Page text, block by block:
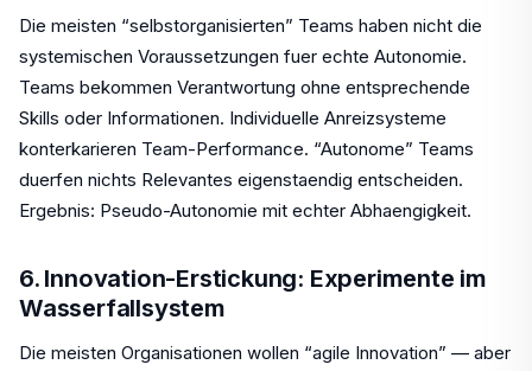
Die meisten “selbstorganisierten” Teams haben nicht die
systemischen Voraussetzungen fuer echte Autonomie.
Teams bekommen Verantwortung ohne entsprechende
Skills oder Informationen. Individuelle Anreizsysteme
konterkarieren Team-Performance. “Autonome” Teams
duerfen nichts Relevantes eigenstaendig entscheiden.
Ergebnis: Pseudo-Autonomie mit echter Abhaengigkeit.
6. Innovation-Erstickung: Experimente im
Wasserfallsystem
Die meisten Organisationen wollen “agile Innovation” — aber